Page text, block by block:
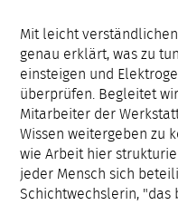
Mit leicht
genau erklärt, was zu
einsteigen und
überprüfen. Begleitet
Mitarbeiter der
Wissen weitergeben zu
wie Arbeit hier
jeder Mensch sich
Schichtwechslerin,